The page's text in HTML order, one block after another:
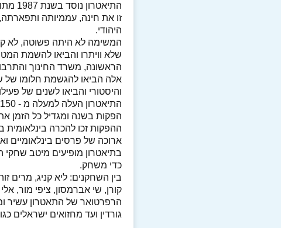
זו את חינה, עממיותה
היהודי.
המשימה לא היתה פשוטה, לא
שלא וויתרו והביאו להשמת
הראשונה, משרד החינוך
אלה הביאו להגשמת חלומו של
והיסטורי והביאו לשנים של
הפקות בשנה ומגדיל כל הזמן
ההפקות זכו להכרה בינלאומית
ארוכה של פרסים בינלאומיים
בתיאטרון מופיעים מיטב שחקי
כדי משחק.
בין השחקנים: ליא קניג, מרים
קורן, שי אברמסון, ציפי מור, אלי
הרפרטואר של התאטרון עשיר
גורדין ועד מחזואים ישראלים